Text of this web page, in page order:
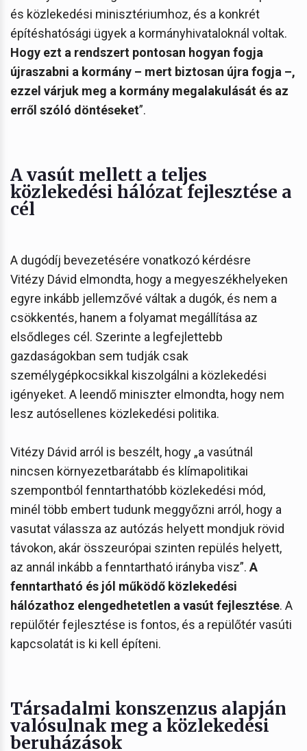
és közlekedési minisztériumhoz, és a konkrét
építéshatósági ügyek a kormányhivataloknál voltak.
Hogy ezt a rendszert pontosan hogyan fogja
újraszabni a kormány – mert biztosan újra fogja –,
ezzel várjuk meg a kormány megalakulását és az
erről szóló döntéseket”.
A vasút mellett a teljes
közlekedési hálózat fejlesztése a
cél
A dugódíj bevezetésére vonatkozó kérdésre
Vitézy Dávid elmondta, hogy a megyeszékhelyeken
egyre inkább jellemzővé váltak a dugók, és nem a
csökkentés, hanem a folyamat megállítása az
elsődleges cél. Szerinte a legfejlettebb
gazdaságokban sem tudják csak
személygépkocsikkal kiszolgálni a közlekedési
igényeket. A leendő miniszter elmondta, hogy nem
lesz autósellenes közlekedési politika.
Vitézy Dávid arról is beszélt, hogy „a vasútnál
nincsen környezetbarátabb és klímapolitikai
szempontból fenntarthatóbb közlekedési mód,
minél több embert tudunk meggyőzni arról, hogy a
vasutat válassza az autózás helyett mondjuk rövid
távokon, akár összeurópai szinten repülés helyett,
az annál inkább a fenntartható irányba visz”. A
fenntartható és jól működő közlekedési
hálózathoz elengedhetetlen a vasút fejlesztése. A
repülőtér fejlesztése is fontos, és a repülőtér vasúti
kapcsolatát is ki kell építeni.
Társadalmi konszenzus alapján
valósulnak meg a közlekedési
beruházások